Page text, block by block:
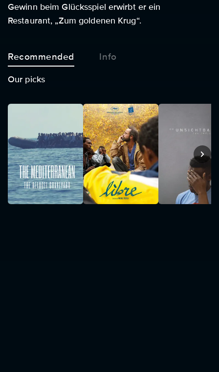
Gewinn beim Glücksspiel erwirbt er ein
Restaurant, „Zum goldenen Krug“.
Recommended Info
Our picks